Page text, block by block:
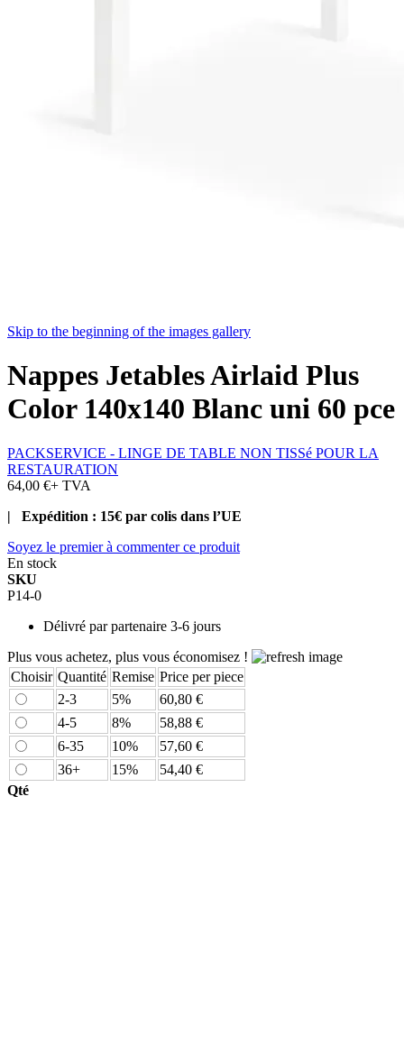
Skip to the beginning of the images gallery
Nappes Jetables Airlaid Plus
Color 140x140 Blanc uni 60 pce
PACKSERVICE - LINGE DE TABLE NON TISSé POUR LA
RESTAURATION
64,00 €+ TVA
| Expédition : 15€ par colis dans l’UE
Soyez le premier à commenter ce produit
En stock
SKU
P14-0
Délivré par partenaire 3-6 jours
Plus vous achetez, plus vous économisez !
Choisir Quantité Remise Price per piece
2-3
5%
60,80 €
4-5
8%
58,88 €
6-35
10%
57,60 €
36+
15%
54,40 €
Qté